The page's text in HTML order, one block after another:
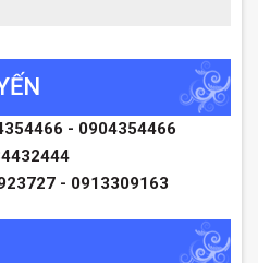
- 0904354466
- 0913309163